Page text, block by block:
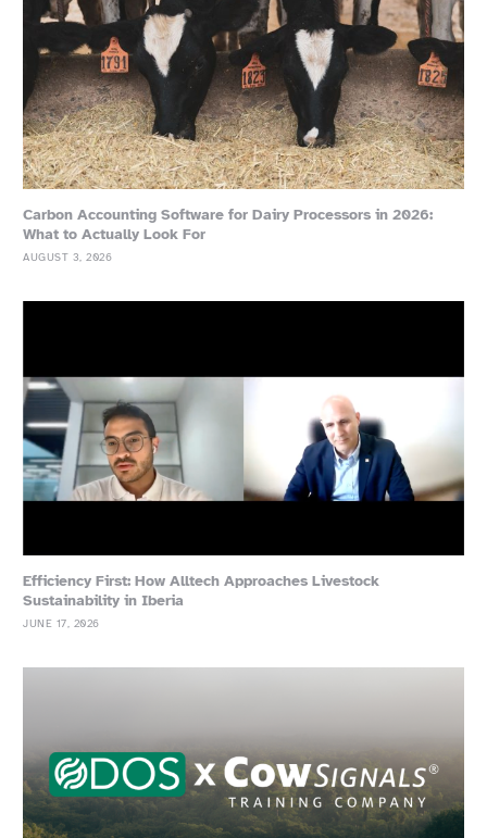
Carbon Accounting Software for Dairy Processors in 2026:
What to Actually Look For
AUGUST 3, 2026
Efficiency First: How Alltech Approaches Livestock
Sustainability in Iberia
JUNE 17, 2026